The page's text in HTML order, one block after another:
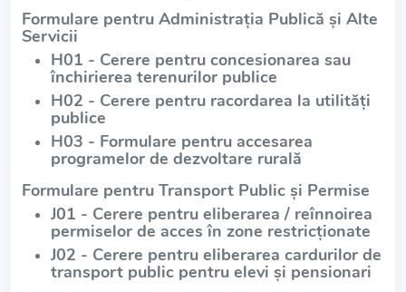
Formulare pentru Administrația Publică și Alte
Servicii
H01 - Cerere pentru concesionarea sau
închirierea terenurilor publice
H02 - Cerere pentru racordarea la utilități
publice
H03 - Formulare pentru accesarea
programelor de dezvoltare rurală
Formulare pentru Transport Public și Permise
J01 - Cerere pentru eliberarea / reînnoirea
permiselor de acces în zone restricționate
J02 - Cerere pentru eliberarea cardurilor de
transport public pentru elevi și pensionari